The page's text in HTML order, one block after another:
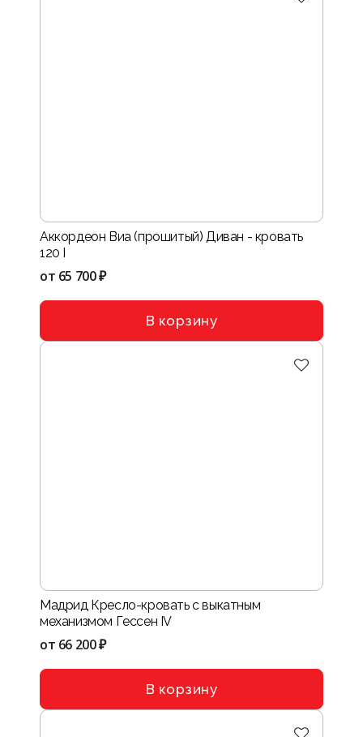
Аккордеон Виа (прошитый) Диван - кровать
120 I
от 65 700 ₽
В корзину
Мадрид Кресло-кровать с выкатным
механизмом Гессен IV
от 66 200 ₽
В корзину